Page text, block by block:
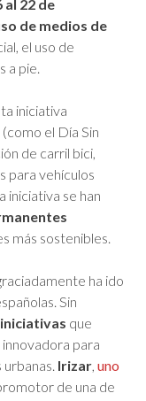
al 22 de
de medios de
el uso de
a pie.
iniciativa
(como el Día Sin
de carril bici,
para vehículos
iniciativa se han
más sostenibles.
ha ido
Sin
que
para
Irizar ,uno
de una de